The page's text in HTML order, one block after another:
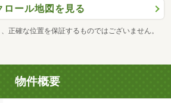
ロール地図を見る
正確な位置を保証するものではございません。
物件概要